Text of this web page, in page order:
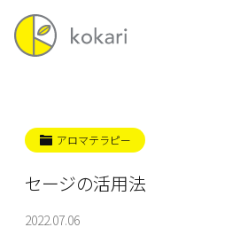
アロマテラピー
セージの活用法
2022.07.06